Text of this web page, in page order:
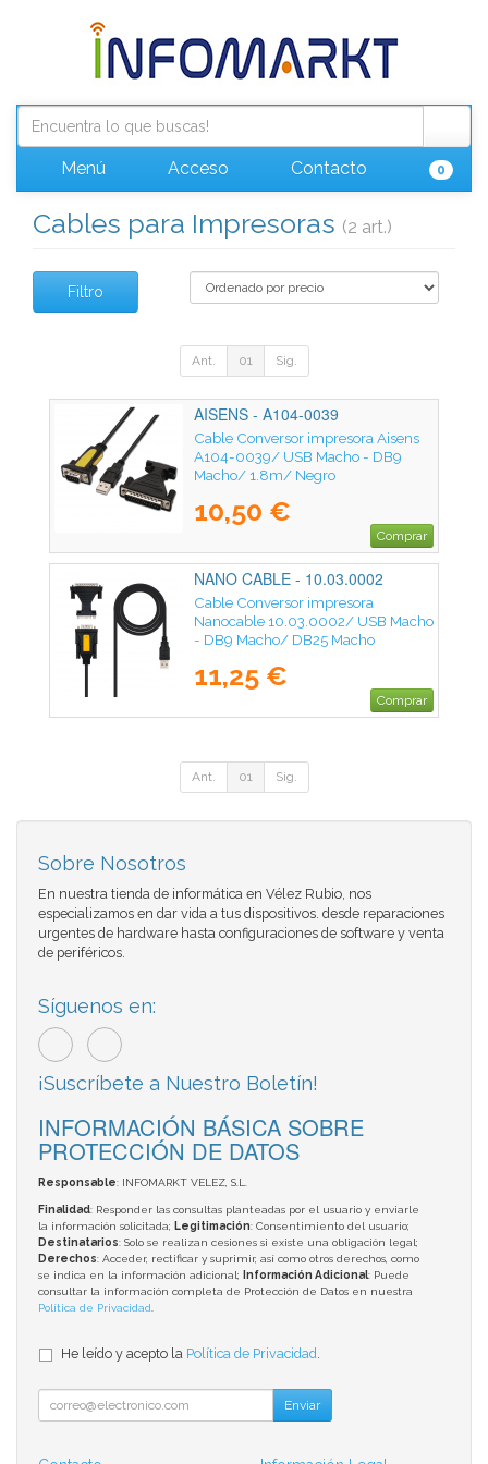
Menú Acceso Contacto 0
Cables para Impresoras (2 art.)
Filtro
Ant. 01 Sig.
AISENS - A104-0039
Cable Conversor impresora Aisens
A104-0039/ USB Macho - DB9
Macho/ 1.8m/ Negro
10,50 €
Comprar
NANO CABLE - 10.03.0002
Cable Conversor impresora
Nanocable 10.03.0002/ USB Macho
- DB9 Macho/ DB25 Macho
11,25 €
Comprar
Ant. 01 Sig.
Sobre Nosotros
En nuestra tienda de informática en Vélez Rubio, nos
especializamos en dar vida a tus dispositivos. desde reparaciones
urgentes de hardware hasta configuraciones de software y venta
de periféricos.
Síguenos en:
¡Suscríbete a Nuestro Boletín!
INFORMACIÓN BÁSICA SOBRE
PROTECCIÓN DE DATOS
Responsable: INFOMARKT VELEZ, S.L.
Finalidad: Responder las consultas planteadas por el usuario y enviarle
la información solicitada; Legitimación: Consentimiento del usuario;
Destinatarios: Solo se realizan cesiones si existe una obligación legal;
Derechos: Acceder, rectificar y suprimir, así como otros derechos, como
se indica en la información adicional;
Información Adicional: Puede
consultar la información completa de Protección de Datos en nuestra
Política de Privacidad
He leído y acepto la Política de Privacidad.
Enviar